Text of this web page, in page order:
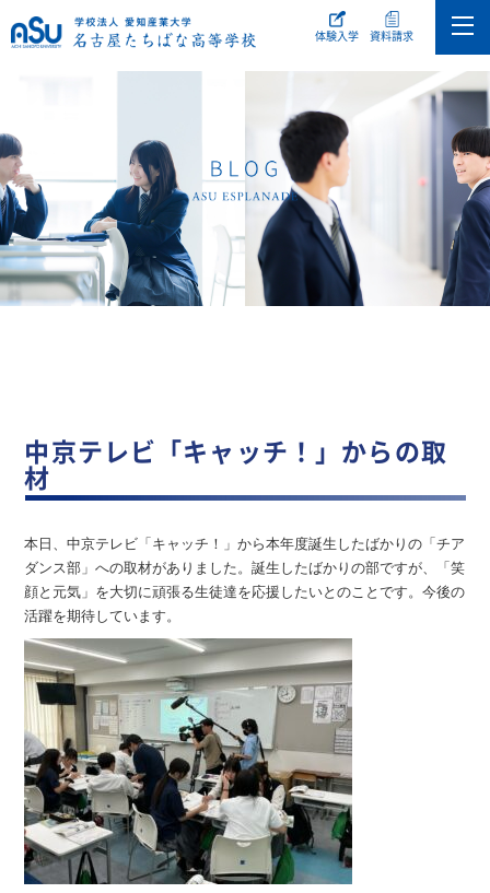
体験入学 資料請求
中京テレビ「キャッチ！」からの取
材
本日、中京テレビ「キャッチ！」から本年度誕生したばかりの「チア
ダンス部」への取材がありました。誕生したばかりの部ですが、「笑
顔と元気」を大切に頑張る生徒達を応援したいとのことです。今後の
活躍を期待しています。